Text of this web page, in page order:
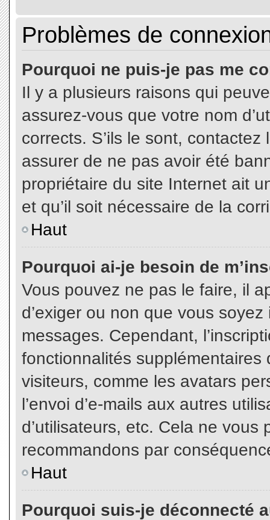
Problèmes de
Pourquoi ne puis-je pas me
Il y a plusieurs raisons qui
assurez-vous que votre nom
corrects. S’ils le sont,
assurer de ne pas avoir été
propriétaire du site Internet ait
et qu’il soit nécessaire de la
Haut
Pourquoi ai-je besoin de
Vous pouvez ne pas le faire, il
d’exiger ou non que vous
messages. Cependant,
fonctionnalités
visiteurs, comme les avatars
l’envoi d’e-mails aux autres
d’utilisateurs, etc. Cela ne vous
recommandons par
Haut
Pourquoi suis-je déconnecté